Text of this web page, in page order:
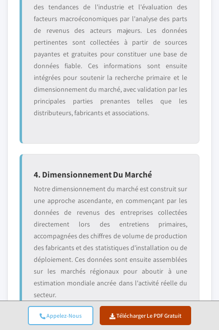
Appelez-Nous Télécharger Le PDF Gratuit
des tendances de l'industrie et l'évaluation des
facteurs macroéconomiques par l'analyse des parts
de revenus des acteurs majeurs. Les données
pertinentes sont collectées à partir de sources
payantes et gratuites pour constituer une base de
données fiable. Ces informations sont ensuite
intégrées pour soutenir la recherche primaire et le
dimensionnement du marché, avec validation par les
principales parties prenantes telles que les
distributeurs, fabricants et associations.
4. Dimensionnement Du Marché
Notre dimensionnement du marché est construit sur
une approche ascendante, en commençant par les
données de revenus des entreprises collectées
directement lors des entretiens primaires,
accompagnées des chiffres de volume de production
des fabricants et des statistiques d'installation ou de
déploiement. Ces données sont ensuite assemblées
sur les marchés régionaux pour aboutir à une
estimation mondiale ancrée dans l'activité réelle du
secteur.